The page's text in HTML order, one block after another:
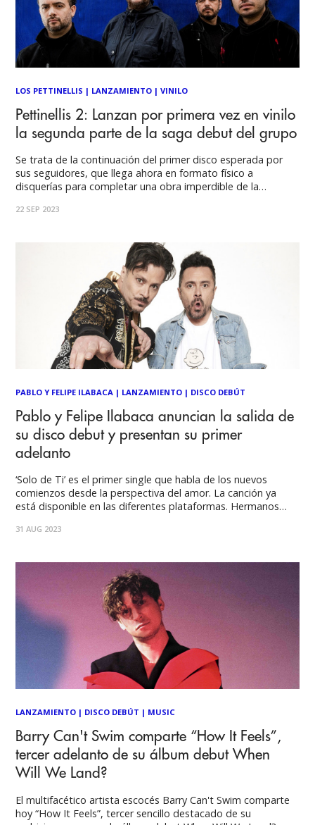
LOS PETTINELLIS | LANZAMIENTO |VINILO
Pettinellis 2: Lanzan por primera vez en vinilo
la segunda parte de la saga debut del grupo
Se trata de la continuación del primer disco esperada por
sus seguidores, que llega ahora en formato físico a
disquerías para completar una obra imperdible de la
viernes 22 de septiembre en las principales disquerías del
22 SEP 2023
PABLO Y FELIPE ILABACA | LANZAMIENTO | DISCO DEBÚT
Pablo y Felipe Ilabaca anuncian la salida de
su disco debut y presentan su primer
adelanto
‘Solo de Ti’ es el primer single que habla de los nuevos
comienzos desde la perspectiva del amor. La canción ya
está disponible en las diferentes plataformas. Hermanos
destacados músicos chilenos que han creado canciones que
31 AUG 2023
LANZAMIENTO | DISCO DEBÚT | MUSIC
Barry Can't Swim comparte “How It Feels”,
tercer adelanto de su álbum debut When
Will We Land?
El multifacético artista escocés Barry Can't Swim comparte
hoy “How It Feels”, tercer sencillo destacado de su